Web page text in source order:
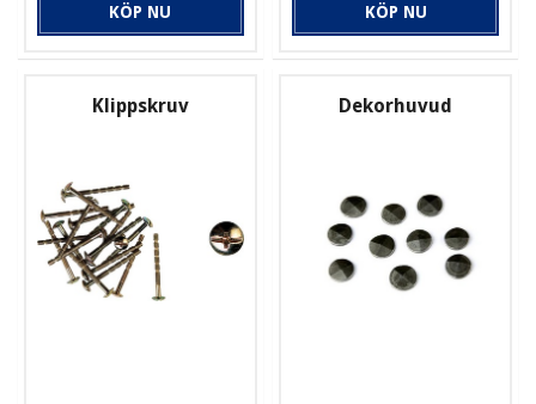
KÖP NU KÖP NU
Klippskruv Dekorhuvud